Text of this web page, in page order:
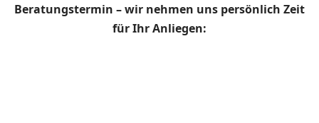
Beratungstermin – wir nehmen uns persönlich Zeit
für Ihr Anliegen: